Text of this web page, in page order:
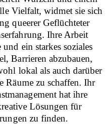
Vielfalt, widmet sie sich
queerer Geflüchteter
Ihre Arbeit
ein starkes soziales
Barrieren abzubauen,
lokal als auch darüber
Räume zu schaffen. Ihr
hat ihre
Lösungen für
zu finden.